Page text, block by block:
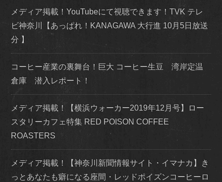
メディア掲載！YouTubeにて視聴できます！TVK テレ
ビ神奈川【あっぱれ！KANAGAWA 大行進 10月5日放送
分 】
コーヒー産業の裏舞台！巨大 コーヒー生豆 湾岸定温
倉庫 潜入レポート！
メディア掲載！【横浜ウォーカー2019年12月号】ロー
スタリーカフェ特集 RED POISON COFFEE
ROASTERS
メディア掲載！【神奈川新聞情報サイト・イマナカ】き
っとあなたも癖になる座間・レッドポイズンコーヒーロ